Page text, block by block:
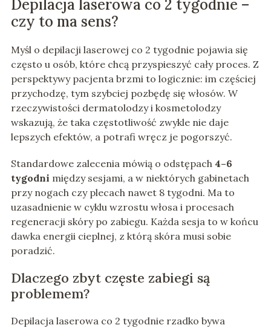
Depilacja laserowa co 2 tygodnie –
czy to ma sens?
Myśl o depilacji laserowej co 2 tygodnie pojawia się
często u osób, które chcą przyspieszyć cały proces. Z
perspektywy pacjenta brzmi to logicznie: im częściej
przychodzę, tym szybciej pozbędę się włosów. W
rzeczywistości dermatolodzy i kosmetolodzy
wskazują, że taka częstotliwość zwykle nie daje
lepszych efektów, a potrafi wręcz je pogorszyć.
Standardowe zalecenia mówią o odstępach 4–6
tygodni między sesjami, a w niektórych gabinetach
przy nogach czy plecach nawet 8 tygodni. Ma to
uzasadnienie w cyklu wzrostu włosa i procesach
regeneracji skóry po zabiegu. Każda sesja to w końcu
dawka energii cieplnej, z którą skóra musi sobie
poradzić.
Dlaczego zbyt częste zabiegi są
problemem?
Depilacja laserowa co 2 tygodnie rzadko bywa